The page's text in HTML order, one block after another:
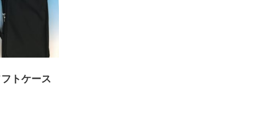
トケース